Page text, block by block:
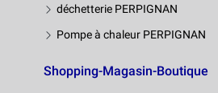
déchetterie PERPIGNAN
Pompe à chaleur PERPIGNAN
Shopping-Magasin-Boutique